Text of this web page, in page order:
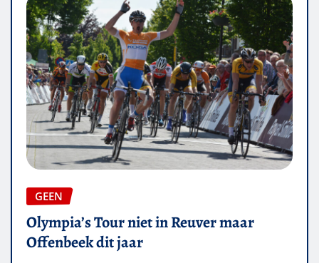
GEEN
Olympia’s Tour niet in Reuver maar
Offenbeek dit jaar